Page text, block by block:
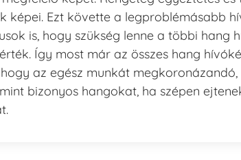
képei. Ezt követte a legproblémásabb
is, hogy szükség lenne a többi hang
Így most már az összes hang
az egész munkát
bizonyos hangokat, ha szépen